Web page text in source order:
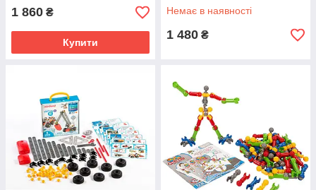
1 860 ₴
Купити
Немає в наявності
1 480 ₴